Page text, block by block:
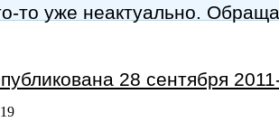
то уже неактуально.
28 сентября